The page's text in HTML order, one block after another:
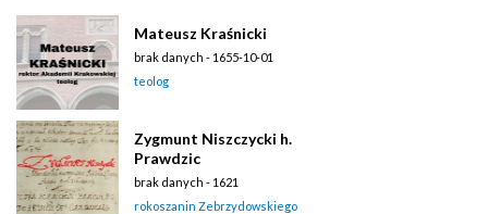
Mateusz Kraśnicki
brak danych - 1655-10-01
teolog
Zygmunt Niszczycki h.
Prawdzic
brak danych - 1621
rokoszanin Zebrzydowskiego